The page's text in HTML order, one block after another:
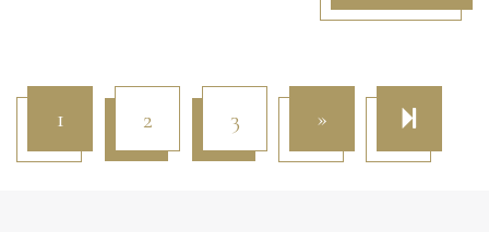
1 2 3 » Next page4